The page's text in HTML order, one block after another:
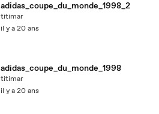
adidas_coupe_du_monde_1998_2
titimar
il y a 20 ans
adidas_coupe_du_monde_1998
titimar
il y a 20 ans